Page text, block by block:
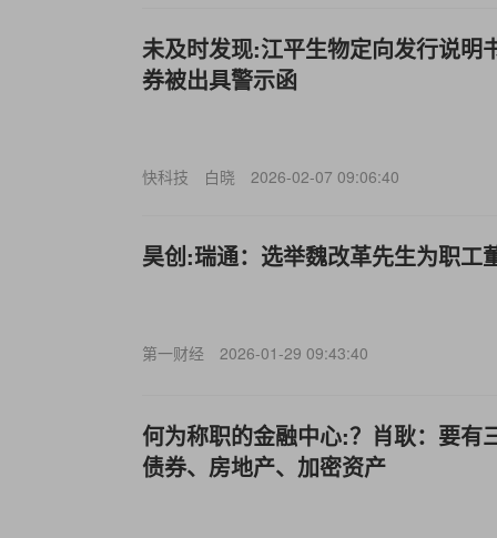
未及时发现:江平生物定向发行说明
券被出具警示函
快科技 白晓 2026-02-07 09:06:40
昊创:瑞通：选举魏改革先生为职工
第一财经 2026-01-29 09:43:40
何为称职的金融中心:？肖耿：要
债券、房地产、加密资产